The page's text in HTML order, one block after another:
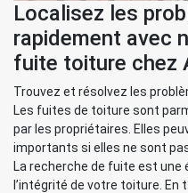
Localisez les
rapidement avec
fuite toiture chez
Trouvez et résolvez les
Les fuites de toiture sont
par les propriétaires. Elles
importants si elles ne sont
La recherche de fuite est
l’intégrité de votre toiture.